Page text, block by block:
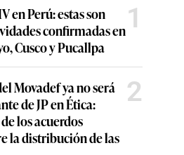
en Perú: estas son
confirmadas en
Cusco y Pucallpa
1
Movadef ya no será
de JP en Ética:
los acuerdos
la distribución de las
2